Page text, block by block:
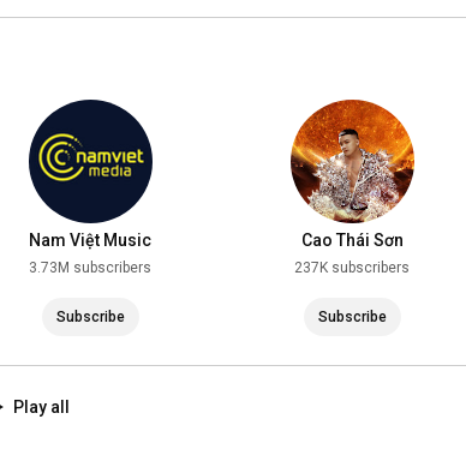
Nam Việt Music
3.73M subscribers
Subscribe
Cao Thái Sơn
237K subscribers
Subscribe
Play all